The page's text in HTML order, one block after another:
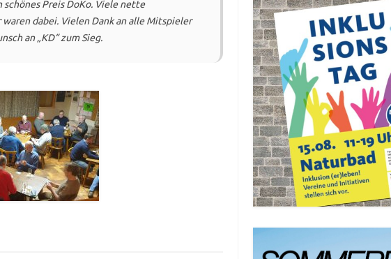
Preis DoKo. Viele nette
dabei. Vielen Dank an alle Mitspieler
an „KD“ zum Sieg.